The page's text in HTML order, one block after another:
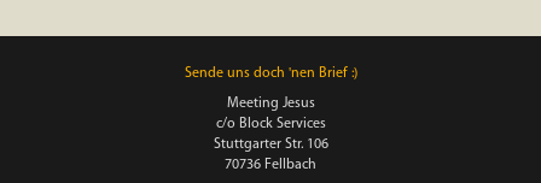
Sende uns doch 'nen Brief :)
Meeting Jesus
c/o Block Services
Stuttgarter Str. 106
70736 Fellbach